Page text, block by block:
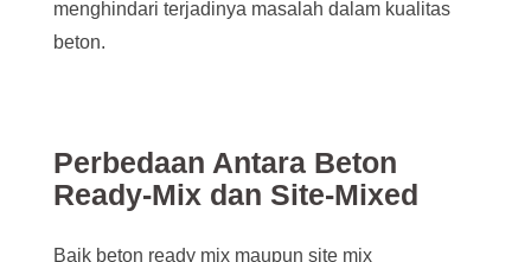
menghindari terjadinya masalah dalam kualitas
beton.
Perbedaan Antara Beton
Ready-Mix dan Site-Mixed
Baik beton ready mix maupun site mix